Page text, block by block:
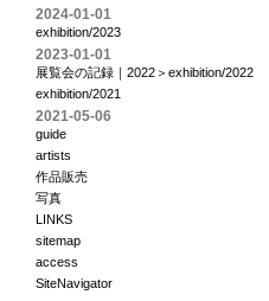
2024-01-01
exhibition/2023
2023-01-01
展覧会の記録｜2022＞exhibition/2022
exhibition/2021
2021-05-06
guide
artists
作品販売
写真
LINKS
sitemap
access
SiteNavigator